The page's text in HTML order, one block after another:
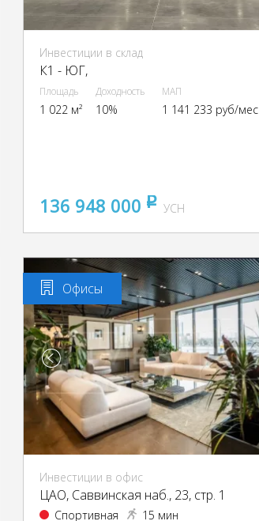
Инвестиции в склад
К1 - ЮГ,
Площадь
1 022 м²
Доходность
10%
МАП
1 141 233 руб/мес
136 948 000 pуб
УСН
Офисы
Инвестиции в офис
ЦАО, Саввинская наб., 23, стр. 1
Спортивная 15 мин